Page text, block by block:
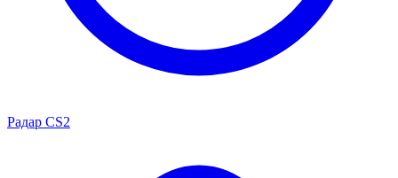
Радар CS2